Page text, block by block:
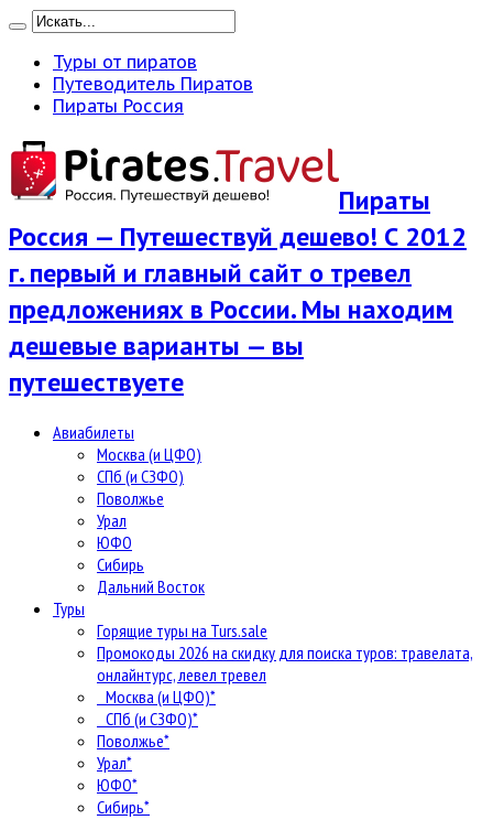
Туры от пиратов
Путеводитель Пиратов
Пираты Россия
Пираты
Россия — Путешествуй дешево! С 2012
г. первый и главный сайт о тревел
предложениях в России. Мы находим
дешевые варианты — вы
путешествуете
Авиабилеты
Москва (и ЦФО)
СПб (и СЗФО)
Поволжье
Урал
ЮФО
Сибирь
Дальний Восток
Туры
Горящие туры на Turs.sale
Промокоды 2026 на скидку для поиска туров: травелата,
онлайнтурс, левел тревел
Москва (и ЦФО)*
СПб (и СЗФО)*
Поволжье*
Урал*
ЮФО*
Сибирь*